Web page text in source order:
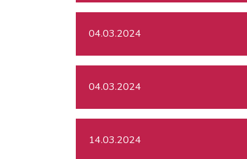
04.03.2024
04.03.2024
14.03.2024